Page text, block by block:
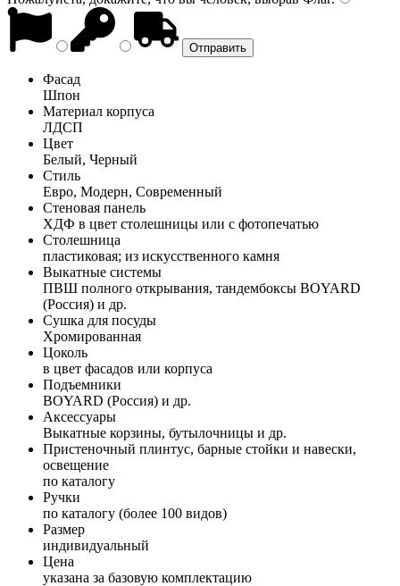
Фасад
Шпон
Материал корпуса
ЛДСП
Цвет
Белый, Черный
Стиль
Евро, Модерн, Современный
Стеновая панель
ХДФ в цвет столешницы или с фотопечатью
Столешница
пластиковая; из искусственного камня
Выкатные системы
ПВШ полного открывания, тандембоксы BOYARD
(Россия) и др.
Сушка для посуды
Хромированная
Цоколь
в цвет фасадов или корпуса
Подъемники
BOYARD (Россия) и др.
Аксессуары
Выкатные корзины, бутылочницы и др.
Пристеночный плинтус, барные стойки и навески,
освещение
по каталогу
Ручки
по каталогу (более 100 видов)
Размер
индивидуальный
Цена
указана за базовую комплектацию